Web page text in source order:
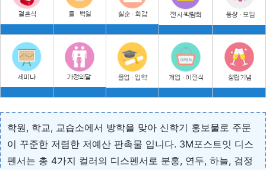
학원, 학교, 교습소에서 방학을 맞아 신학기 홍보물로 주문
이 꾸준한 저렴한 저예산 판촉물 입니다. 3M포스트잇 디스
펜서는 총 4가지 컬러의 디스펜서로 분홍, 연두, 하늘, 검정